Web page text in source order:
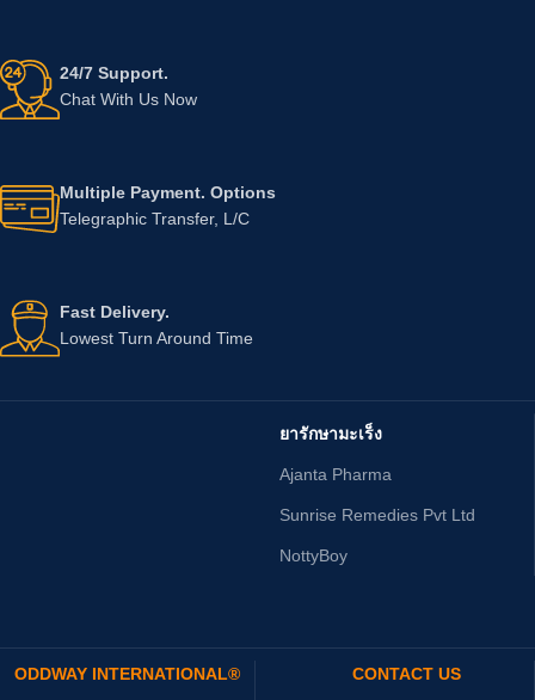
24/7 Support.
Chat With Us Now
Multiple Payment. Options
Telegraphic Transfer, L/C
Fast Delivery.
Lowest Turn Around Time
ยารักษามะเร็ง
Ajanta Pharma
Sunrise Remedies Pvt Ltd
NottyBoy
ODDWAY INTERNATIONAL® CONTACT US